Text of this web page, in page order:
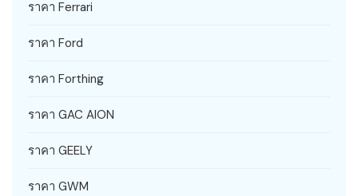
ราคา Ferrari
ราคา Ford
ราคา Forthing
ราคา GAC AION
ราคา GEELY
ราคา GWM